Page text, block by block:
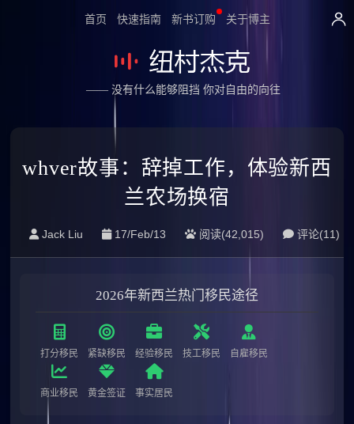
首页 快速指南 新书订购 关于博主
—— 没有什么能够阻挡 你对自由的向往
whver故事：辞掉工作，体验新西
兰农场换宿
Jack Liu 17/Feb/13 阅读(42,015) 评论(11)
2026年新西兰热门移民途径
打分移民 紧缺移民 经验移民 技工移民 自雇移民
商业移民 黄金签证 事实居民